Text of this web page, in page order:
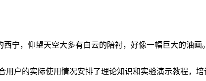
，仰望天空大多有白云的陪衬， 好像一幅巨大的油画。
用户的实际使用情况安排了理论知识和实验演示教程，